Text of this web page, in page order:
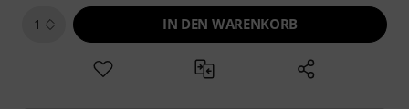
1 IN DEN WARENKORB